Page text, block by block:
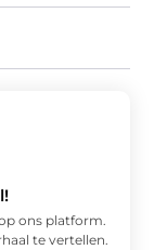
ons platform.
te vertellen.